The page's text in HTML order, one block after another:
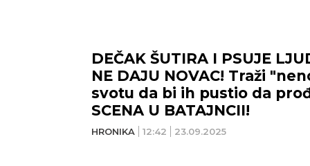
HRONIKA 12:42 23.09.2025
DEČAK ŠUTIRA I PSUJE
NE DAJU NOVAC! Traži
svotu da bi ih pustio da
SCENA U BATAJNCII!
Vedro nebo
Min temp: 20 °C Max temp:35 °C
Vetar: 4 m/s Vlažnost:45
Min